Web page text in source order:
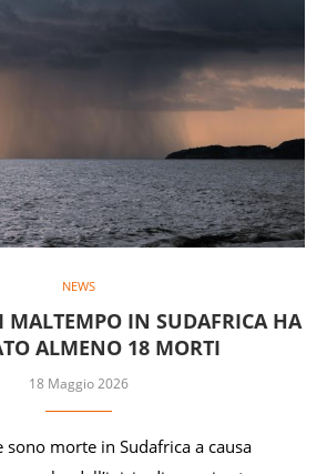
NEWS
MALTEMPO IN SUDAFRICA HA
ALMENO 18 MORTI
18 Maggio 2026
morte in Sudafrica a causa